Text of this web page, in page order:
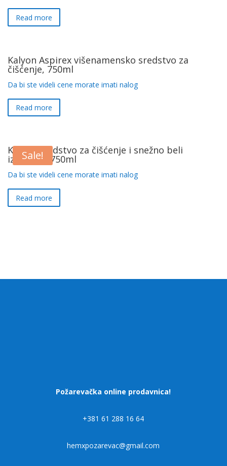
Read more
Kalyon Aspirex višenamensko sredstvo za
čišćenje, 750ml
Da bi ste videli cene morate imati nalog
Read more
Sale!
Kalyon sredstvo za čišćenje i snežno beli
izbeljivač 750ml
Da bi ste videli cene morate imati nalog
Read more
Požarevačka online prodavnica!
+381 61 288 16 64
hemxpozarevac@gmail.com